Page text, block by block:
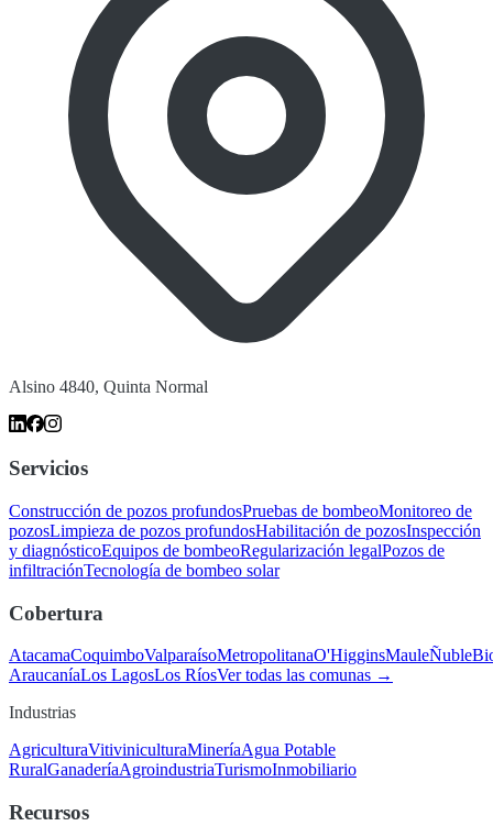
Alsino 4840, Quinta Normal
Servicios
Construcción de pozos profundosPruebas de bombeoMonitoreo de
pozosLimpieza de pozos profundosHabilitación de pozosInspección
y diagnósticoEquipos de bombeoRegularización legalPozos de
infiltraciónTecnología de bombeo solar
Cobertura
AtacamaCoquimboValparaísoMetropolitanaO'HigginsMauleÑuble
AraucaníaLos LagosLos RíosVer todas las comunas →
Industrias
AgriculturaVitiviniculturaMineríaAgua Potable
RuralGanaderíaAgroindustriaTurismoInmobiliario
Recursos